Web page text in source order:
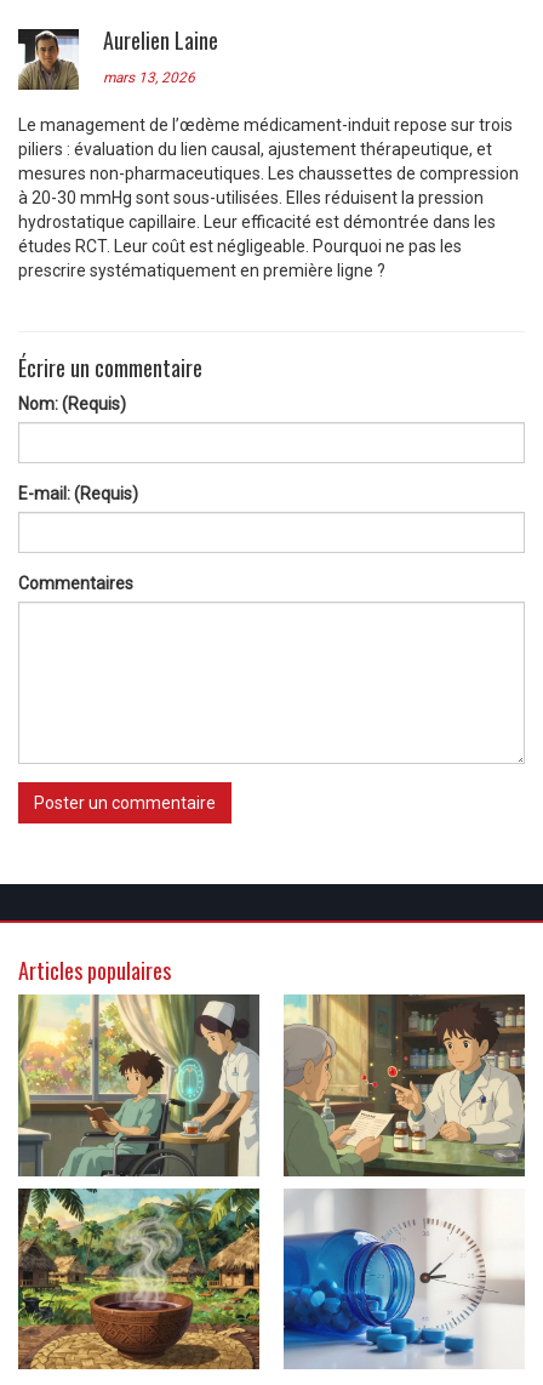
Aurelien Laine
mars 13, 2026
Le management de l’œdème médicament-induit repose sur trois
piliers : évaluation du lien causal, ajustement thérapeutique, et
mesures non-pharmaceutiques. Les chaussettes de compression
à 20-30 mmHg sont sous-utilisées. Elles réduisent la pression
hydrostatique capillaire. Leur efficacité est démontrée dans les
études RCT. Leur coût est négligeable. Pourquoi ne pas les
prescrire systématiquement en première ligne ?
Écrire un commentaire
Nom: (Requis)
E-mail: (Requis)
Commentaires
Poster un commentaire
Articles populaires